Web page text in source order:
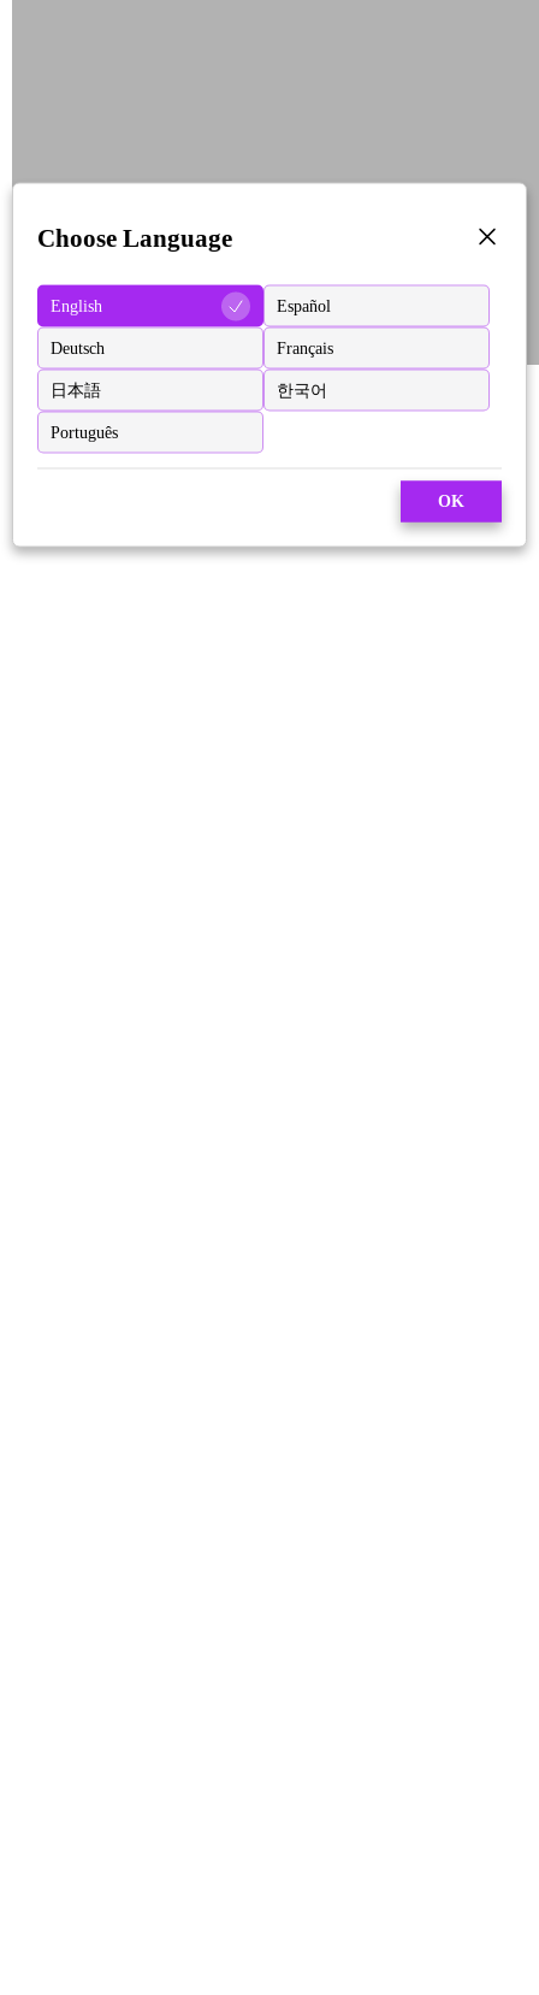
Choose Language
English Español
Deutsch Français
日本語 한국어
Português
OK